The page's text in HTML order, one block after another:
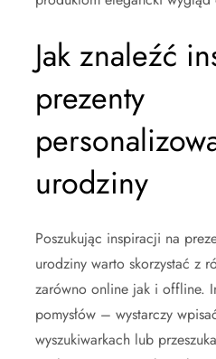
Jak znaleźć
prezenty
urodziny
Poszukując inspiracji na
urodziny warto skorzystać z
zarówno online jak i offline.
pomysłów – wystarczy
wyszukiwarkach lub